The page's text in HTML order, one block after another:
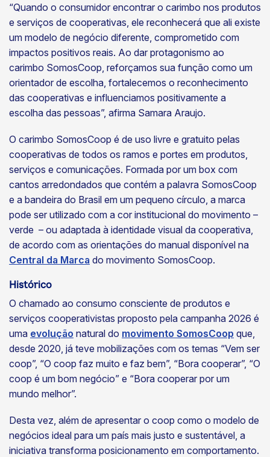
“Quando o consumidor encontrar o carimbo nos produtos
e serviços de cooperativas, ele reconhecerá que ali existe
um modelo de negócio diferente, comprometido com
impactos positivos reais. Ao dar protagonismo ao
carimbo SomosCoop, reforçamos sua função como um
orientador de escolha, fortalecemos o reconhecimento
das cooperativas e influenciamos positivamente a
escolha das pessoas”, afirma Samara Araujo.
O carimbo SomosCoop é de uso livre e gratuito pelas
cooperativas de todos os ramos e portes em produtos,
serviços e comunicações. Formada por um box com
cantos arredondados que contém a palavra SomosCoop
e a bandeira do Brasil em um pequeno círculo, a marca
pode ser utilizado com a cor institucional do movimento –
verde – ou adaptada à identidade visual da cooperativa,
de acordo com as orientações do manual disponível na
Central da Marca do movimento SomosCoop.
Histórico
O chamado ao consumo consciente de produtos e
serviços cooperativistas proposto pela campanha 2026 é
uma evolução natural do movimento SomosCoop que,
desde 2020, já teve mobilizações com os temas “Vem ser
coop”, “O coop faz muito e faz bem”, “Bora cooperar”, “O
coop é um bom negócio” e “Bora cooperar por um
mundo melhor”.
Desta vez, além de apresentar o coop como o modelo de
negócios ideal para um país mais justo e sustentável, a
iniciativa transforma posicionamento em comportamento.